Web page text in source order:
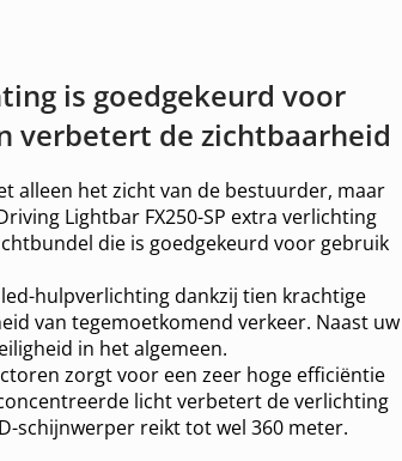
is goedgekeurd voor
verbetert de zichtbaarheid
alleen het zicht van de bestuurder, maar
Lightbar FX250-SP extra verlichting
die is goedgekeurd voor gebruik
hulpverlichting dankzij tien krachtige
van tegemoetkomend verkeer. Naast uw
in het algemeen.
zorgt voor een zeer hoge efficiëntie
licht verbetert de verlichting
schijnwerper reikt tot wel 360 meter.